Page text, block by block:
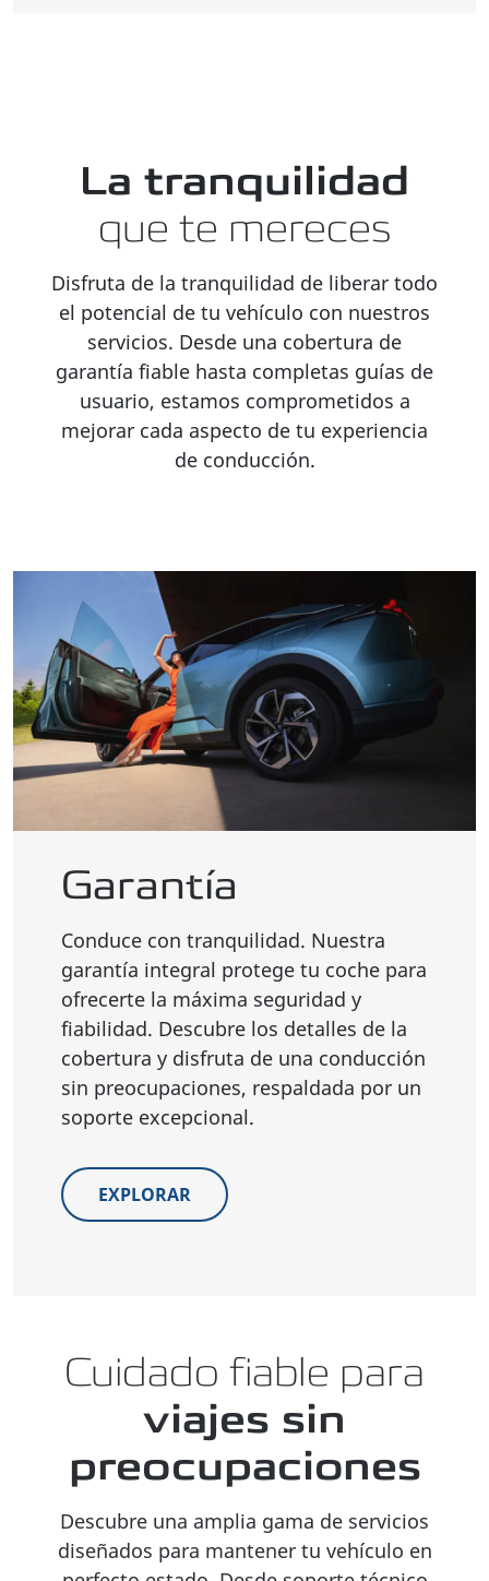
La tranquilidad
que te mereces
Disfruta de la tranquilidad de liberar todo
el potencial de tu vehículo con nuestros
servicios. Desde una cobertura de
garantía fiable hasta completas guías de
usuario, estamos comprometidos a
mejorar cada aspecto de tu experiencia
de conducción.
Garantía
Conduce con tranquilidad. Nuestra
garantía integral protege tu coche para
ofrecerte la máxima seguridad y
fiabilidad. Descubre los detalles de la
cobertura y disfruta de una conducción
sin preocupaciones, respaldada por un
soporte excepcional.
EXPLORAR
Cuidado fiable para
viajes sin
preocupaciones
Descubre una amplia gama de servicios
diseñados para mantener tu vehículo en